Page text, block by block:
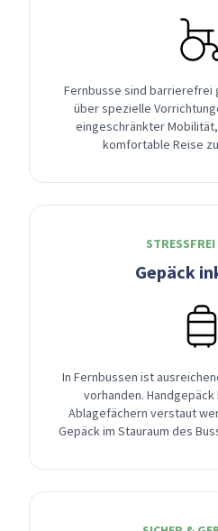
Fernbusse sind
über spezielle
eingeschränkter
komfortable Reise
STRESSFREI
Gepäck
In Fernbussen ist
vorhanden.
Ablagefächern verstaut
Gepäck im Stauraum des